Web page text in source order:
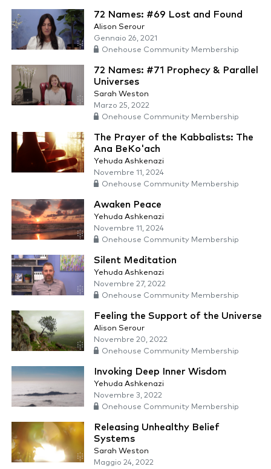
72 Names: #69 Lost and Found
Alison Serour
Gennaio 26, 2021
Onehouse Community Membership
72 Names: #71 Prophecy & Parallel
Universes
Sarah Weston
Marzo 25, 2022
Onehouse Community Membership
The Prayer of the Kabbalists: The
Ana BeKo'ach
Yehuda Ashkenazi
Novembre 11, 2024
Onehouse Community Membership
Awaken Peace
Yehuda Ashkenazi
Novembre 11, 2024
Onehouse Community Membership
Silent Meditation
Yehuda Ashkenazi
Novembre 27, 2022
Onehouse Community Membership
Feeling the Support of the Universe
Alison Serour
Novembre 20, 2022
Onehouse Community Membership
Invoking Deep Inner Wisdom
Yehuda Ashkenazi
Novembre 3, 2022
Onehouse Community Membership
Releasing Unhealthy Belief
Systems
Sarah Weston
Maggio 24, 2022